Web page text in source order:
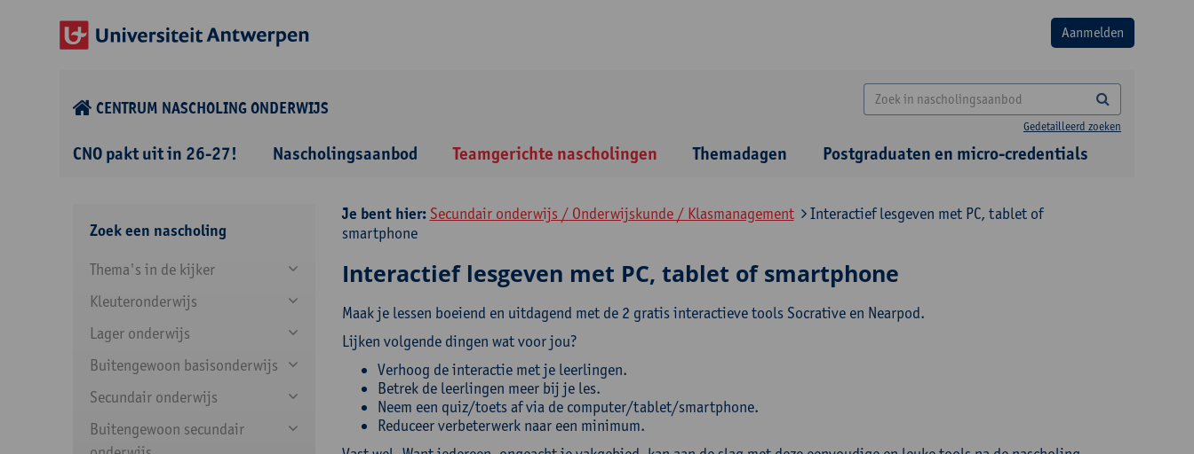
CENTRUM NASCHOLING ONDERWIJS
Gedetailleerd zoeken
CNO pakt uit in 26-27! Nascholingsaanbod Teamgerichte nascholingen Themadagen Postgraduaten en micro-credentials
Zoek een nascholing
Thema's in de kijker
Kleuteronderwijs
Lager onderwijs
Buitengewoon basisonderwijs
Secundair onderwijs
Buitengewoon secundair
Je bent hier: Secundair onderwijs / Onderwijskunde / Klasmanagement
Interactief lesgeven met PC, tablet of
smartphone
Interactief lesgeven met PC, tablet of smartphone
Maak je lessen boeiend en uitdagend met de 2 gratis interactieve tools Socrative en Nearpod.
Lijken volgende dingen wat voor jou?
Verhoog de interactie met je leerlingen.
Betrek de leerlingen meer bij je les.
Neem een quiz/toets af via de computer/tablet/smartphone.
Reduceer verbeterwerk naar een minimum.